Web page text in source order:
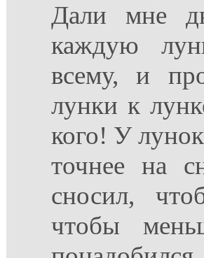
Дали мне
каждую
всему, и
лунки к
кого! У
точнее на
сносил,
чтобы